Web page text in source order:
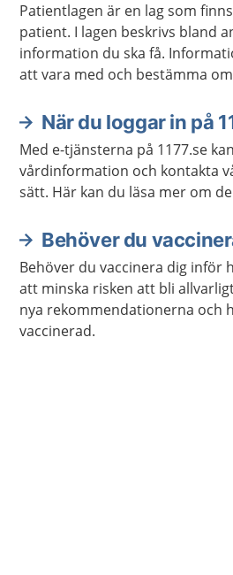
Patientlagen är en lag som
patient. I lagen beskrivs bland
information du ska få.
att vara med och bestämma
När du loggar in på
Med e-tjänsterna på 1177.se
vårdinformation och kontakta
sätt. Här kan du läsa mer om
Behöver du
Behöver du vaccinera dig inför
att minska risken att bli
nya rekommendationerna och
vaccinerad.